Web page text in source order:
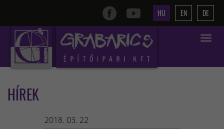
HU EN DE
Toggle
HÍREK
2018. 03. 22